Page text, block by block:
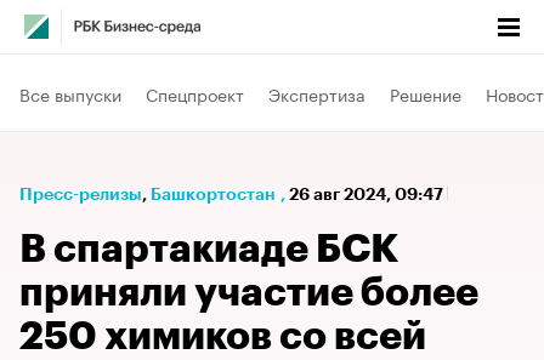
Все выпуски Спецпроект Экспертиза Решение
Пресс-релизы⁠, Башкортостан , 26 авг 2024, 09:47
В спартакиаде БСК
приняли участие более
250 химиков со всей